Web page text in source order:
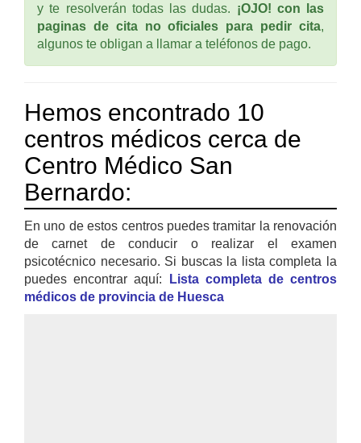
y te resolverán todas las dudas. ¡OJO! con las
paginas de cita no oficiales para pedir cita,
algunos te obligan a llamar a teléfonos de pago.
Hemos encontrado 10
centros médicos cerca de
Centro Médico San
Bernardo:
En uno de estos centros puedes tramitar la renovación
de carnet de conducir o realizar el examen
psicotécnico necesario. Si buscas la lista completa la
puedes encontrar aquí:
Lista completa de centros
médicos de provincia de Huesca